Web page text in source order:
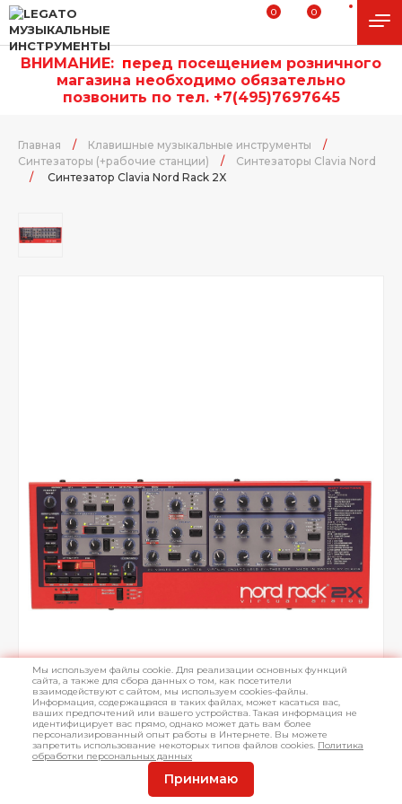
0 0
ВНИМАНИЕ: перед посещением розничного
магазина необходимо обязательно
позвонить по тел. +7(495)7697645
Главная / Клавишные музыкальные инструменты
/
Синтезаторы (+рабочие станции)
/
Синтезаторы Clavia Nord
/
Синтезатор Clavia Nord Rack 2X
Мы используем файлы cookie. Для реализации основных функций
сайта, а также для сбора данных о том, как посетители
взаимодействуют с сайтом, мы используем cookies-файлы.
Информация, содержащаяся в таких файлах, может касаться вас,
ваших предпочтений или вашего устройства. Такая информация не
идентифицирует вас прямо, однако может дать вам более
персонализированный опыт работы в Интернете. Вы можете
запретить использование некоторых типов файлов cookies. Политика
обработки персональных данных
Принимаю